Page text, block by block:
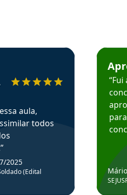
recomenda o Aprova Concursos em
aula,
todos
2025
(Edital